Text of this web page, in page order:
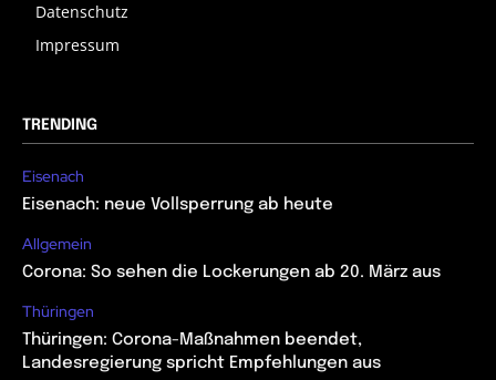
Datenschutz
Impressum
TRENDING
Eisenach
Eisenach: neue Vollsperrung ab heute
Allgemein
Corona: So sehen die Lockerungen ab 20. März aus
Thüringen
Thüringen: Corona-Maßnahmen beendet,
Landesregierung spricht Empfehlungen aus